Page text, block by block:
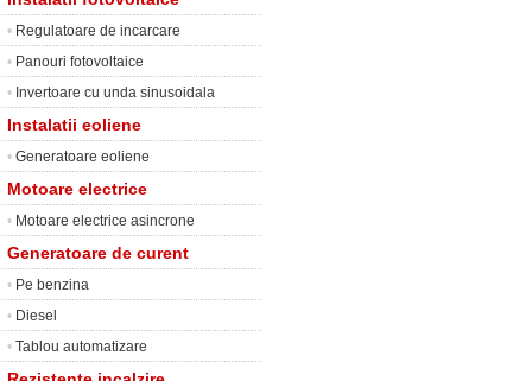
• Regulatoare de incarcare
• Panouri fotovoltaice
• Invertoare cu unda sinusoidala
Instalatii eoliene
• Generatoare eoliene
Motoare electrice
• Motoare electrice asincrone
Generatoare de curent
• Pe benzina
• Diesel
• Tablou automatizare